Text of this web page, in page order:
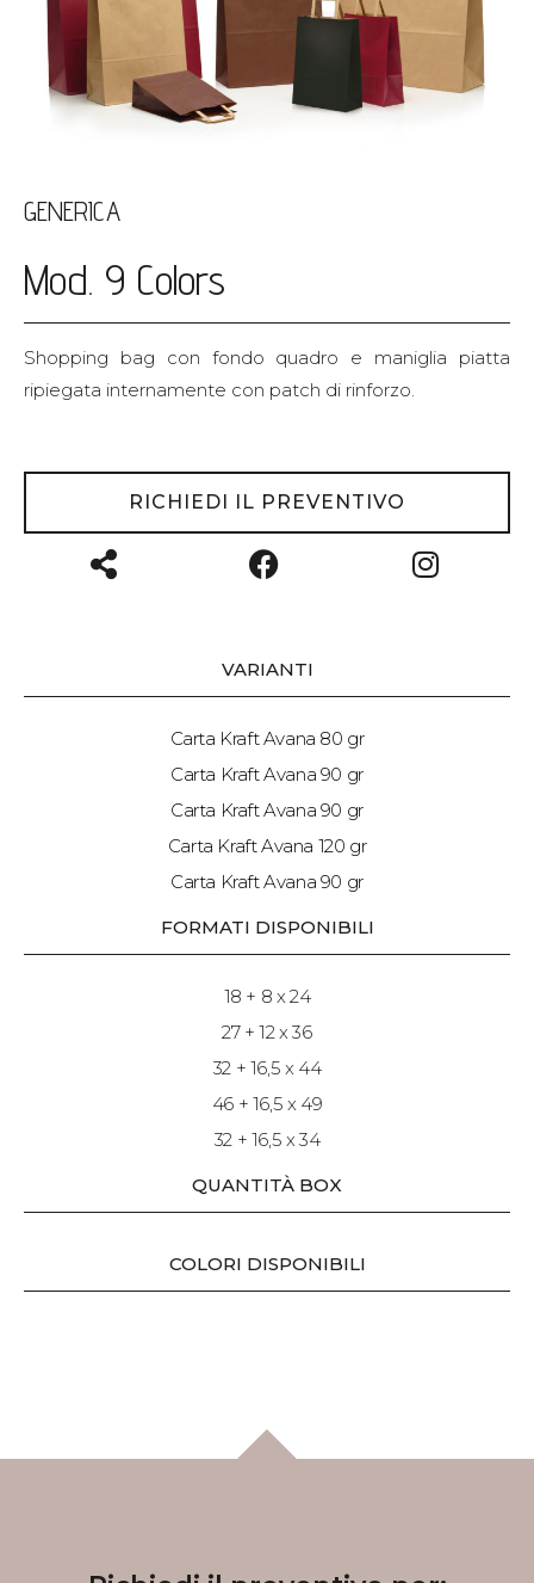
GENERICA
Mod. 9 Colors
Shopping bag con fondo quadro e maniglia piatta
ripiegata internamente con patch di rinforzo.
RICHIEDI IL PREVENTIVO
VARIANTI
Carta Kraft Avana 80 gr
Carta Kraft Avana 90 gr
Carta Kraft Avana 90 gr
Carta Kraft Avana 120 gr
Carta Kraft Avana 90 gr
FORMATI DISPONIBILI
18 + 8 x 24
27 + 12 x 36
32 + 16,5 x 44
46 + 16,5 x 49
32 + 16,5 x 34
QUANTITÀ BOX
COLORI DISPONIBILI